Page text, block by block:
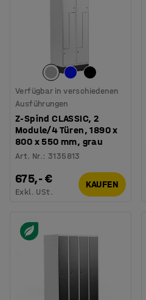
Verfügbar in verschiedenen
Ausführungen
Z-Spind CLASSIC, 2
Module/4 Türen, 1890 x
800 x 550 mm, grau
Art. Nr.:3135813
675,- €
Exkl. USt.
KAUFEN